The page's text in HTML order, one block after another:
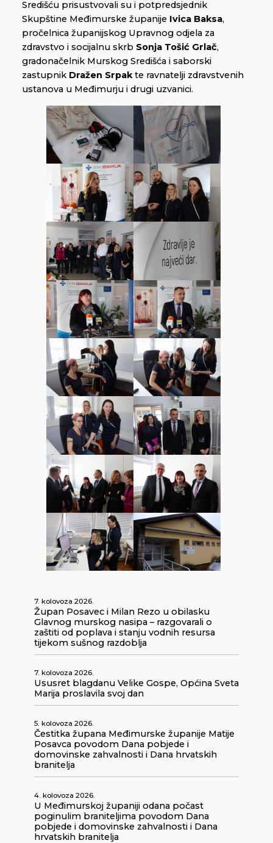
Središću prisustvovali su i potpredsjednik
Skupštine Međimurske županije Ivica Baksa,
pročelnica županijskog Upravnog odjela za
zdravstvo i socijalnu skrb Sonja Tošić Grlač,
gradonačelnik Murskog Središća i saborski
zastupnik Dražen Srpakte ravnatelji zdravstvenih
ustanova u Međimurju i drugi uzvanici.
7. kolovoza 2026.
Župan Posavec i Milan Rezo u obilasku
Glavnog murskog nasipa – razgovarali o
zaštiti od poplava i stanju vodnih resursa
tijekom sušnog razdoblja
7. kolovoza 2026.
Ususret blagdanu Velike Gospe, Općina Sveta
Marija proslavila svoj dan
5. kolovoza 2026.
Čestitka župana Međimurske županije Matije
Posavca povodom Dana pobjede i
domovinske zahvalnosti i Dana hrvatskih
branitelja
4. kolovoza 2026.
U Međimurskoj županiji odana počast
poginulim braniteljima povodom Dana
pobjede i domovinske zahvalnosti i Dana
hrvatskih branitelja